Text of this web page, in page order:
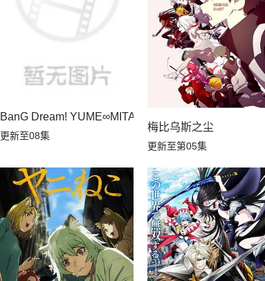
第07集 第06集
BanG Dream! YUME∞MITA
更新至08集
梅比乌斯之尘
更新至第05集